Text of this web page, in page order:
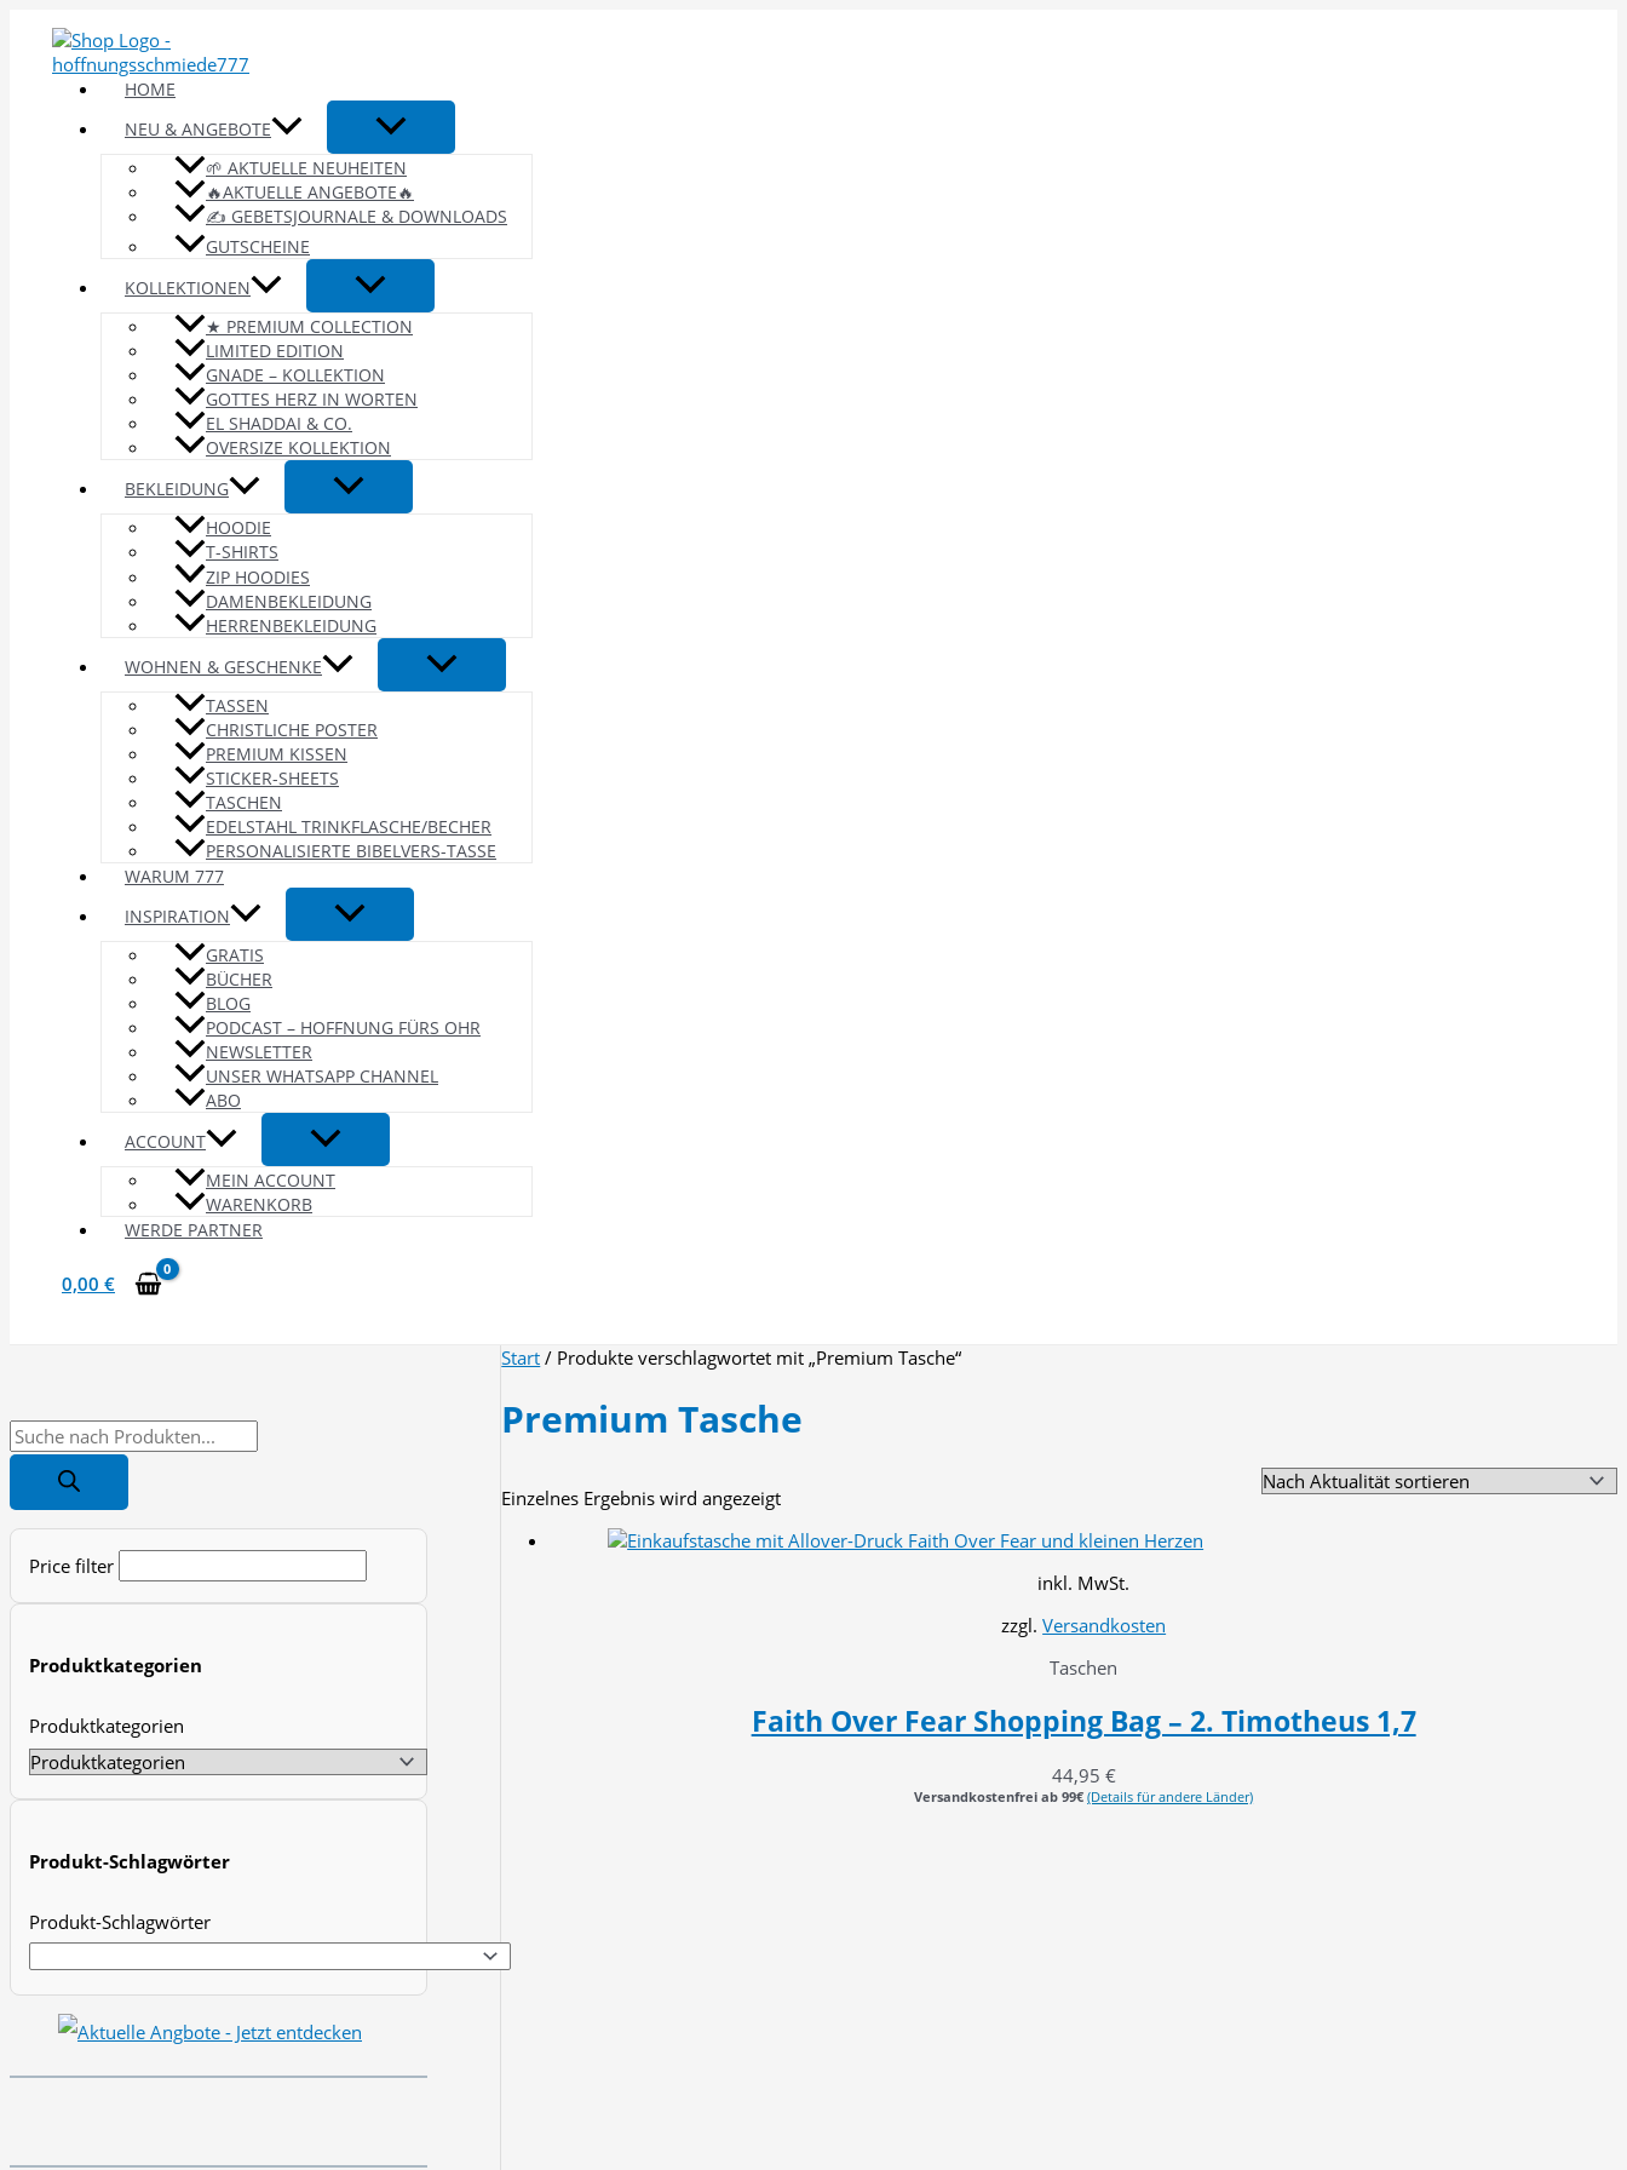
Inhalt
springen
HOME
NEU & ANGEBOTE
🌱 AKTUELLE NEUHEITEN
🔥AKTUELLE ANGEBOTE🔥
✍️ GEBETSJOURNALE & DOWNLOADS
GUTSCHEINE
KOLLEKTIONEN
★ PREMIUM COLLECTION
LIMITED EDITION
GNADE – KOLLEKTION
GOTTES HERZ IN WORTEN
EL SHADDAI & CO.
OVERSIZE KOLLEKTION
BEKLEIDUNG
HOODIE
T-SHIRTS
ZIP HOODIES
DAMENBEKLEIDUNG
HERRENBEKLEIDUNG
WOHNEN & GESCHENKE
TASSEN
CHRISTLICHE POSTER
PREMIUM KISSEN
STICKER-SHEETS
TASCHEN
EDELSTAHL TRINKFLASCHE/BECHER
PERSONALISIERTE BIBELVERS-TASSE
WARUM 777
INSPIRATION
GRATIS
BÜCHER
BLOG
PODCAST – HOFFNUNG FÜRS OHR
NEWSLETTER
UNSER WHATSAPP CHANNEL
ABO
ACCOUNT
MEIN ACCOUNT
WARENKORB
WERDE PARTNER
0,00 €
P
o
c
a
Price filter
Produktkategorien
Produktkategorien
Produkt-Schlagwörter
Produkt-Schlagwörter
Start / Produkte verschlagwortet mit „Premium Tasche“
Premium Tasche
Einzelnes Ergebnis wird angezeigt
inkl. MwSt.
zzgl.Versandkosten
Taschen
Faith Over Fear Shopping Bag – 2. Timotheus 1,7
44,95 €
Versandkostenfrei ab 99€ (Details für andere Länder)